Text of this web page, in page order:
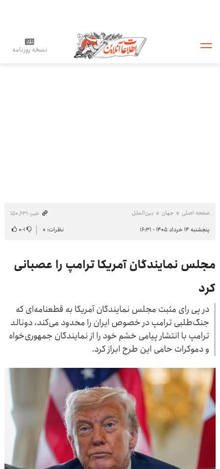
نسخه روزنامه
صفحه اصلی جهان بین‌الملل
خبر: ۱۵۰٬۶۳۱
پنجشنبه ۱۴ خرداد ۱۴۰۵ - ۱۶:۳۱
نظرات: ۰ ۱-۰
مجلس نمایندگان آمریکا ترامپ را عصبانی
کرد
در پی رای مثبت مجلس نمایندگان آمریکا به قطعنامه‌ای که
جنگ‌طلبی ترامپ در خصوص ایران را محدود می‌کند، دونالد
ترامپ با انتشار پیامی خشم خود را از نمایندگان جمهوری‌خواه
و دموکرات حامی این طرح ابراز کرد.